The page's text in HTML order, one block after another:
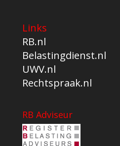
Links
RB.nl
Belastingdienst.nl
UWV.nl
Rechtspraak.nl
RB Adviseur